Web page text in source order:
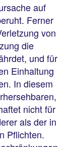
auf
Ferner
von
die
und für
Einhaltung
In diesem
nicht für
als der in
Pflichten.